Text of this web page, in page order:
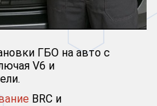
ГБО на авто с
V6 и
BRC и